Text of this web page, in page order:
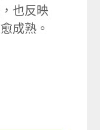
也反映
成熟。